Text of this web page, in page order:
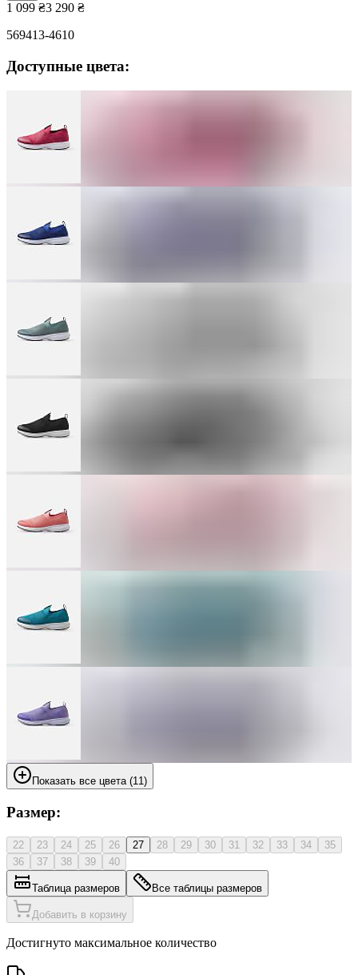
1 099 ₴3 290 ₴
569413-4610
Доступные цвета:
Показать все цвета (11)
Размер:
22 23 24 25 26 27 28 29 30 31 32 33 34
35
36
37 38 39 40
Таблица размеров Все таблицы размеров
Добавить в корзину
Достигнуто максимальное количество